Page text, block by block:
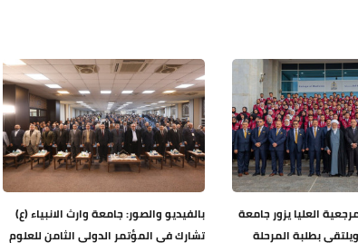
العليا يزور جامعة
ويلتقي بطلبة المرحلة
بالفيديو والصور: جامعة وارث الانبياء (ع)
تشارك في المؤتمر الدولي الثامن للعلوم